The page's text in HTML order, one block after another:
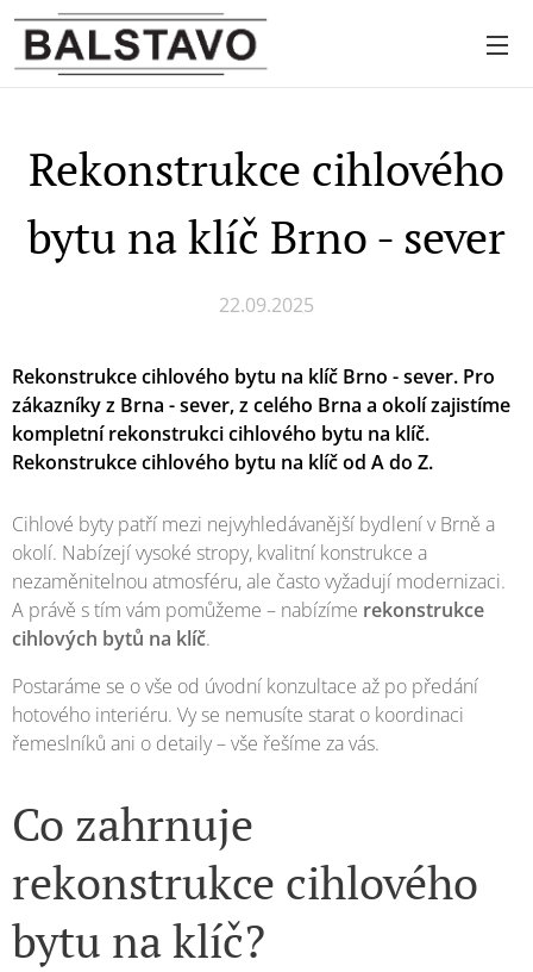
Rekonstrukce cihlového
bytu na klíč Brno - sever
22.09.2025
Rekonstrukce cihlového bytu na klíč Brno - sever. Pro
zákazníky z Brna - sever, z celého Brna a okolí zajistíme
kompletní rekonstrukci cihlového bytu na klíč.
Rekonstrukce cihlového bytu na klíč od A do Z.
Cihlové byty patří mezi nejvyhledávanější bydlení v Brně a
okolí. Nabízejí vysoké stropy, kvalitní konstrukce a
nezaměnitelnou atmosféru, ale často vyžadují modernizaci.
A právě s tím vám pomůžeme – nabízíme rekonstrukce
cihlových bytů na klíč.
Postaráme se o vše od úvodní konzultace až po předání
hotového interiéru. Vy se nemusíte starat o koordinaci
řemeslníků ani o detaily – vše řešíme za vás.
Co zahrnuje
rekonstrukce cihlového
bytu na klíč?